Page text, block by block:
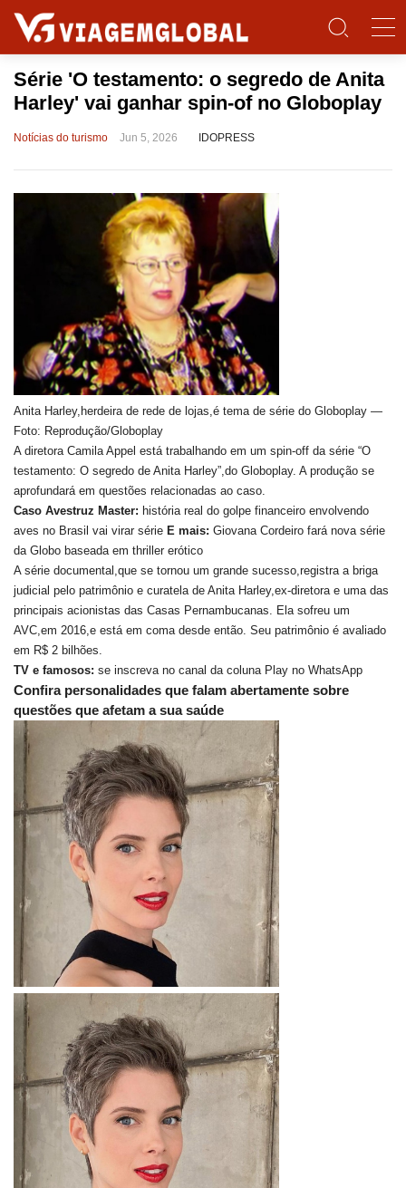
Série 'O testamento: o segredo de Anita
Harley' vai ganhar spin-of no Globoplay
Notícias do turismo Jun 5, 2026 IDOPRESS
Anita Harley,herdeira de rede de lojas,é tema de série do Globoplay —
Foto: Reprodução/Globoplay
A diretora Camila Appel está trabalhando em um spin-off da série “O
testamento: O segredo de Anita Harley”,do Globoplay. A produção se
aprofundará em questões relacionadas ao caso.
Caso Avestruz Master: história real do golpe financeiro envolvendo
aves no Brasil vai virar série E mais: Giovana Cordeiro fará nova série
da Globo baseada em thriller erótico
A série documental,que se tornou um grande sucesso,registra a briga
judicial pelo patrimônio e curatela de Anita Harley,ex-diretora e uma das
principais acionistas das Casas Pernambucanas. Ela sofreu um
AVC,em 2016,e está em coma desde então. Seu patrimônio é avaliado
em R$ 2 bilhões.
TV e famosos: se inscreva no canal da coluna Play no WhatsApp
Confira personalidades que falam abertamente sobre
questões que afetam a sua saúde